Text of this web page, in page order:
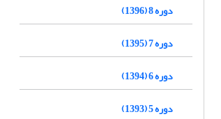
دوره 8 (1396)
دوره 7 (1395)
دوره 6 (1394)
دوره 5 (1393)